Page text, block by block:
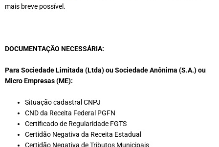
mais breve possível.
DOCUMENTAÇÃO NECESSÁRIA:
Para Sociedade Limitada (Ltda) ou Sociedade Anônima (S.A.) ou
Micro Empresas (ME):
Situação cadastral CNPJ
CND da Receita Federal PGFN
Certificado de Regularidade FGTS
Certidão Negativa da Receita Estadual
Certidão Negativa de Tributos Municipais